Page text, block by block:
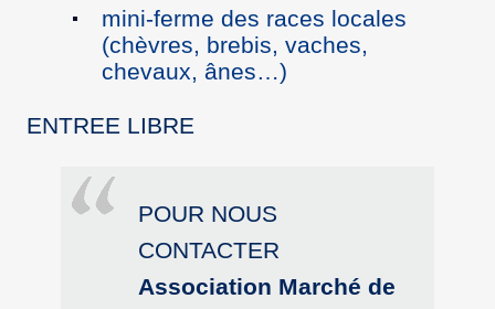
mini-ferme des races locales
(chèvres, brebis, vaches,
chevaux, ânes…)
ENTREE LIBRE
POUR NOUS
CONTACTER
Association Marché de